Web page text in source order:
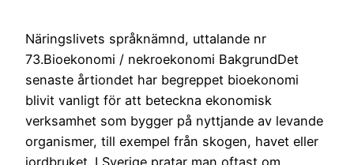
Näringslivets språknämnd, uttalande nr
73.Bioekonomi / nekroekonomi BakgrundDet
senaste årtiondet har begreppet bioekonomi
blivit vanligt för att beteckna ekonomisk
verksamhet som bygger på nyttjande av levande
organismer, till exempel från skogen, havet eller
jordbruket. I Sverige pratar man oftast om